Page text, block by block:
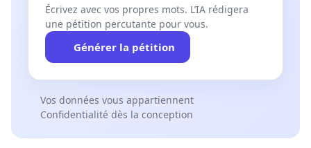
Écrivez avec vos propres mots. L’IA rédigera
une pétition percutante pour vous.
Générer la pétition
Vos données vous appartiennent
Confidentialité dès la conception